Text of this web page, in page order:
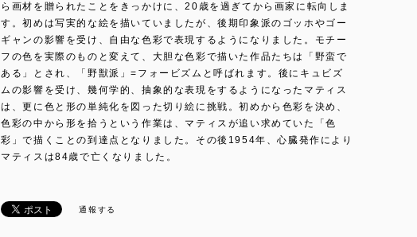
ら画材を贈られたことをきっかけに、20歳を過ぎてから画家に転向しま
す。初めは写実的な絵を描いていましたが、後期印象派のゴッホやゴー
ギャンの影響を受け、自由な色彩で表現するようになりました。モチー
フの色を実際のものと変えて、大胆な色彩で描いた作品たちは「野蛮で
ある」とされ、「野獣派」=フォービズムと呼ばれます。後にキュビズ
ムの影響を受け、幾何学的、抽象的な表現をするようになったマティス
は、更に色と形の単純化を図った切り絵に挑戦。初めから色彩を決め、
色彩の中から形を拾うという作業は、マティスが追い求めていた「色
彩」で描くことの到達点となりました。その後1954年、心臓発作により
マティスは84歳で亡くなりました。
通報する